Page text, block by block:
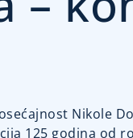
Nikole
125 godina od